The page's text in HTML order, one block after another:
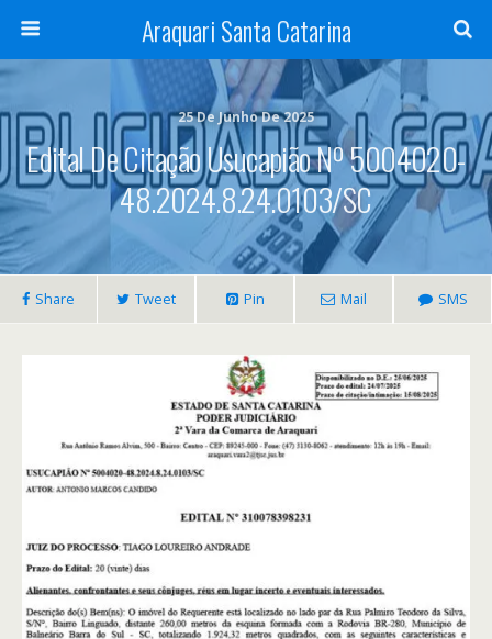
Araquari Santa Catarina
25 De Junho De 2025
Edital De Citação Usucapião Nº 5004020-
48.2024.8.24.0103/SC
Share Tweet Pin Mail SMS